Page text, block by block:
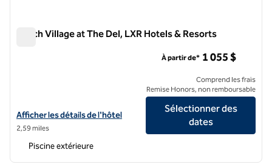
Beach Village at The Del, LXR Hotels & Resorts
Afficher les détails de l'hôtel Beach Village at The Del, LXR Hotels &
Afficher les détails de l'hôtel
2,59 miles
À partir de* 1 055 $
Comprend les frais
Remise Honors, non remboursable
Sélectionner des
dates
Piscine extérieure